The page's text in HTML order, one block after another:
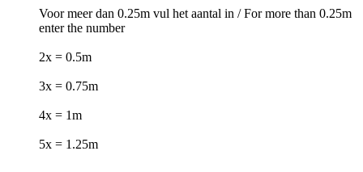
Voor meer dan 0.25m vul het aantal in / For more than 0.25m
enter the number
2x = 0.5m
3x = 0.75m
4x = 1m
5x = 1.25m